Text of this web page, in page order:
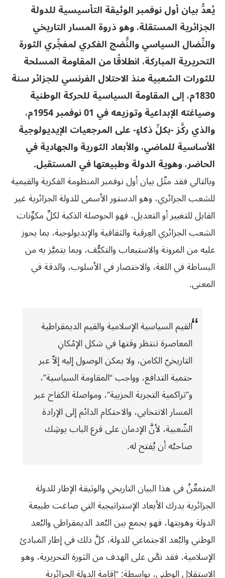
يُعدُّ بيان أول نوفمبر الوثيقة التأسيسية للدولة
الجزائرية المستقلة، وهو ذروة المسار التاريخي
والنِّضال السياسي والنُّضج الفكري لمفجِّري الثورة
التحريرية المباركة، انطلاقًا من المقاومة المسلحة
للثورات الشعبية منذ الاحتلال الفرنسي للجزائر سنة
1830م، إلى المقاومة السياسية للحركة الوطنية
وصياغته الإبداعية وتوزيعه في 01 نوفمبر 1954م،
والذي ركَّز -بكلِّ ذكاءٍ- على المرجعيات الإيديولوجية
الأساسية للماضي، والأبعاد الثورية والجهادية في
الحاضر، وهوية الدولة وطبيعتها في المستقبل.
وبالتالي فقد مثّل بيان أول نوفمبر المنظومة الفكرية والقيمية
للشعب الجزائري، وهو الدستور الأسمى للدولة الجزائرية غير
القابل للتغيير أو التعديل، فهو الحوصلة الذكية لكلِّ مكوِّنات
الشعب الجزائري العِرقية والثقافية والإيديولوجية، بما يحوز
عليه من المرونة والاستيعاب والتكيُّف، وبما يتميَّز به من
البساطة في اللغة، والاختصار في الأسلوب، والدقة في
المعنى.
القيم السياسية الإسلامية والقيم الديمقراطية
المعاصرة تنتظر وقتها في شكل الإمْكانِ
التاريخيّ الكامن، ولا يمكن الوصول إليه إلاّ عبر
حتمية التدافع، وواجب “المقاومة السياسية”،
و”تراكمية التجربة الحزبية”، ومواصلة الكفاح عبر
المسار الانتخابي، والاحتكام الدائم إلى الإرادة
الشّعبية، لأنَّ الإدمان على قرع الباب يوشِك
صاحبُه أن يُفتح له.
المتمعِّنُ في هذا البيان التاريخي والوثيقة الإطار للدولة
الجزائرية يدرك الأبعاد الإستراتيجية التي صاغت طبيعة
الدولة وهويتها، فهو يجمع بين البُعد الديمقراطي والبُعد
الوطني والبُعد الاجتماعي للدولة، كلَّ ذلك في إطار المبادئ
الإسلامية، فقد نصَّ على الهدف من الثورة التحريرية، وهو
الاستقلال الوطني، بواسطة: “إقامة الدولة الجزائرية